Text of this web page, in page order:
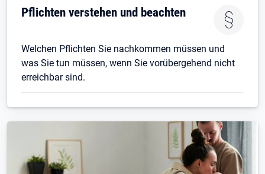
Pflichten verstehen und beachten
Welchen Pflichten Sie nachkommen müssen und
was Sie tun müssen, wenn Sie vorübergehend nicht
erreichbar sind.